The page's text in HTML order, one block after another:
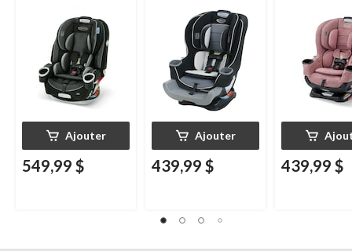
Ajouter
549,99 $
et l'avant, Gotham
Ajouter
439,99 $
avec l'enfant,
l'orientation
l'arrière à
vers l'avant,
(4-65 lb), Talia
439,99 $